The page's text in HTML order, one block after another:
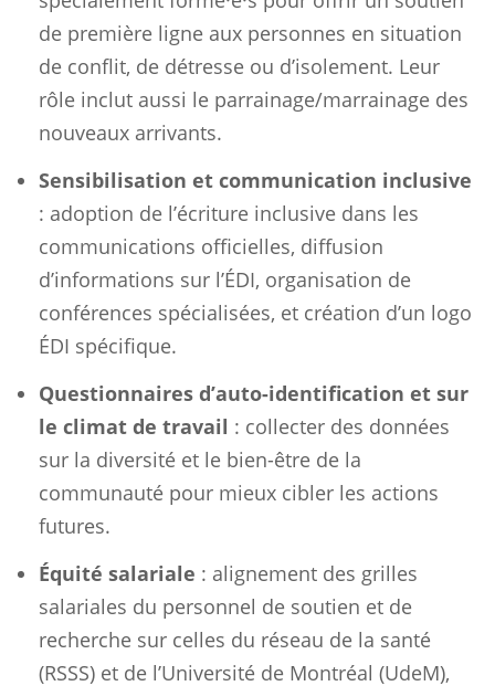
de première ligne aux personnes en situation
de conflit, de détresse ou d’isolement. Leur
rôle inclut aussi le parrainage/marrainage des
nouveaux arrivants.
Sensibilisation et communication inclusive
: adoption de l’écriture inclusive dans les
communications officielles, diffusion
d’informations sur l’ÉDI, organisation de
conférences spécialisées, et création d’un logo
ÉDI spécifique.
Questionnaires d’auto-identification et sur
le climat de travail : collecter des données
sur la diversité et le bien-être de la
communauté pour mieux cibler les actions
futures.
Équité salariale : alignement des grilles
salariales du personnel de soutien et de
recherche sur celles du réseau de la santé
(RSSS) et de l’Université de Montréal (UdeM),